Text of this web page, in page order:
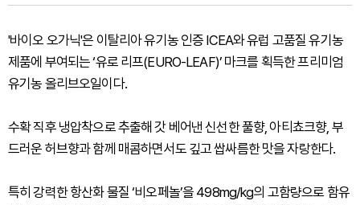
'바이오 오가닉'은 이탈리아 유기농 인증 ICEA와 유럽 고품질 유기농
제품에 부여되는 ‘유로 리프(EURO-LEAF)’ 마크를 획득한 프리미엄
유기농 올리브오일이다.
수확 직후 냉압착으로 추출해 갓 베어낸 신선한 풀향, 아티쵸크향, 부
드러운 허브향과 함께 매콤하면서도 깊고 쌉싸름한 맛을 자랑한다.
특히 강력한 항산화 물질 ‘비오페놀’을 498mg/kg의 고함량으로 함유